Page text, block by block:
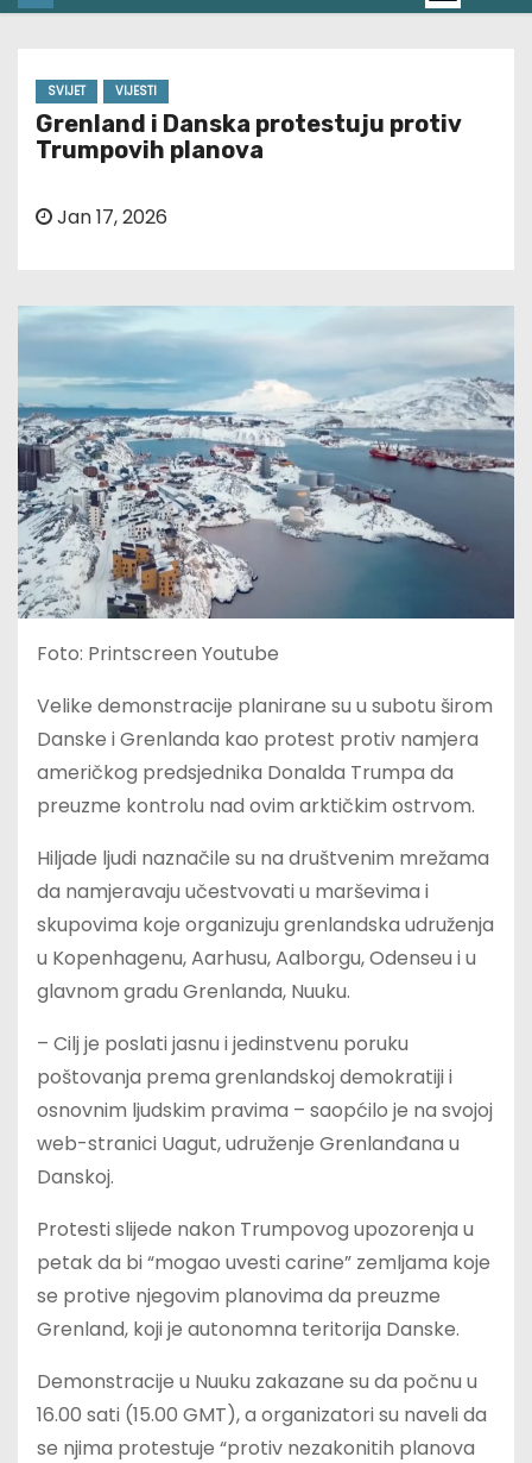
SVIJET VIJESTI
Grenland i Danska protestuju protiv
Trumpovih planova
Jan 17, 2026
Foto: Printscreen Youtube
Velike demonstracije planirane su u subotu širom
Danske i Grenlanda kao protest protiv namjera
američkog predsjednika Donalda Trumpa da
preuzme kontrolu nad ovim arktičkim ostrvom.
Hiljade ljudi naznačile su na društvenim mrežama
da namjeravaju učestvovati u marševima i
skupovima koje organizuju grenlandska udruženja
u Kopenhagenu, Aarhusu, Aalborgu, Odenseu i u
glavnom gradu Grenlanda, Nuuku.
– Cilj je poslati jasnu i jedinstvenu poruku
poštovanja prema grenlandskoj demokratiji i
osnovnim ljudskim pravima – saopćilo je na svojoj
web-stranici Uagut, udruženje Grenlanđana u
Danskoj.
Protesti slijede nakon Trumpovog upozorenja u
petak da bi “mogao uvesti carine” zemljama koje
se protive njegovim planovima da preuzme
Grenland, koji je autonomna teritorija Danske.
Demonstracije u Nuuku zakazane su da počnu u
16.00 sati (15.00 GMT), a organizatori su naveli da
se njima protestuje “protiv nezakonitih planova